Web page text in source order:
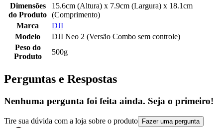
Dimensões
do Produto
15.6cm (Altura) x 7.9cm (Largura) x 18.1cm
(Comprimento)
Marca
DJI
Modelo
DJI Neo 2 (Versão Combo sem controle)
Peso do
Produto
500g
Perguntas e Respostas
Nenhuma pergunta foi feita ainda. Seja o primeiro!
Tire sua dúvida com a loja sobre o produto Fazer uma pergunta